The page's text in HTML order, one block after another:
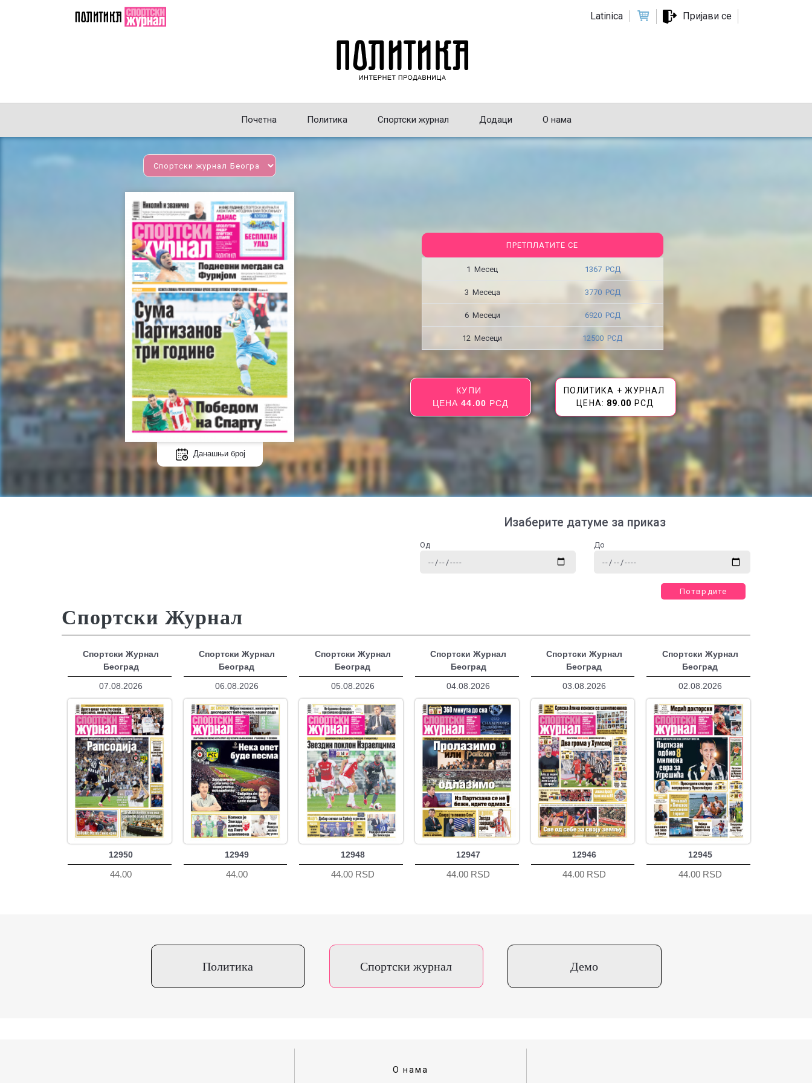
Latinica Пријави се
Почетна Политика Спортски журнал Додаци О нама
Данашњи број
ПРЕТПЛАТИТЕ СЕ
1 Месец 1367 РСД
3 Месецa 3770 РСД
6 Месеци 6920 РСД
12 Месеци 12500 РСД
КУПИ
ЦЕНА44.00 РСД
ПОЛИТИКА + ЖУРНАЛ
ЦЕНА: 89.00 РСД
Изаберите датуме за приказ
Од До
Потврдите
Спортски Журнал
Спортски Журнал
Београд
07.08.2026
12950
44.00
Спортски Журнал
Београд
06.08.2026
12949
44.00
Спортски Журнал
Београд
05.08.2026
12948
44.00 RSD
Спортски Журнал
Београд
04.08.2026
12947
44.00 RSD
Спортски Журнал
Београд
03.08.2026
12946
44.00 RSD
Спортски Журнал
Београд
02.08.2026
12945
44.00 RSD
Политика Спортски журнал Демо
О нама